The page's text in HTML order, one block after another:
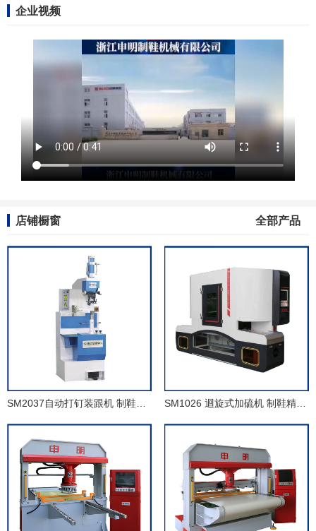
企业视频
店铺橱窗 全部产品
SM1026 迴旋式加硫机 制鞋精益生产流水线 鞋厂模块化精益生产线